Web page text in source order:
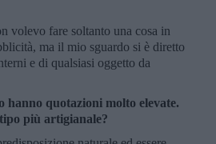
volevo fare soltanto una cosa in
ma il mio sguardo si è diretto
e di qualsiasi oggetto da
hanno quotazioni molto elevate.
più artigianale?